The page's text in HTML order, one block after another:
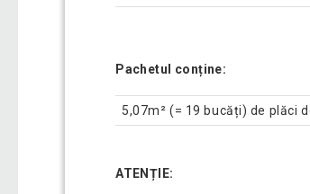
Pachetul conține:
5,07m² (= 19 bucăți) de plăci
ATENȚIE: